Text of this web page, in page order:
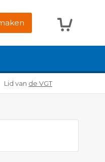
Lid van de VGT